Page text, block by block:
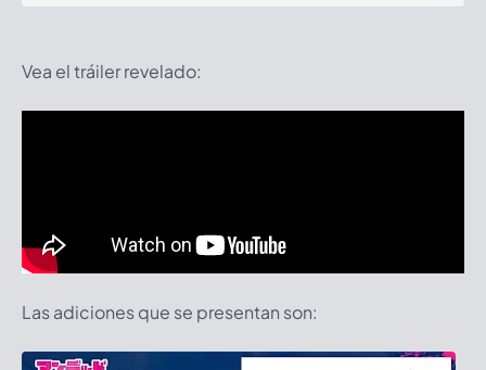
Vea el tráiler revelado:
Las adiciones que se presentan son: